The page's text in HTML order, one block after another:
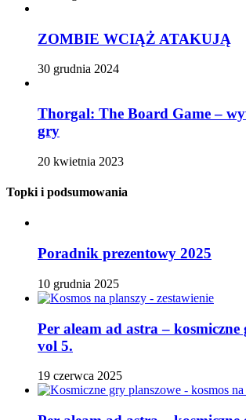
ZOMBIE WCIĄŻ ATAKUJĄ
30 grudnia 2024
Thorgal: The Board Game –
gry
20 kwietnia 2023
Topki i podsumowania
Poradnik prezentowy 2025
10 grudnia 2025
Per aleam ad astra – kosmiczne
vol 5.
19 czerwca 2025